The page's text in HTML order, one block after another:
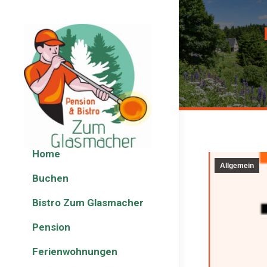
Home
Buchen
Bistro Zum Glasmacher
Pension
Ferienwohnungen
Allgemein